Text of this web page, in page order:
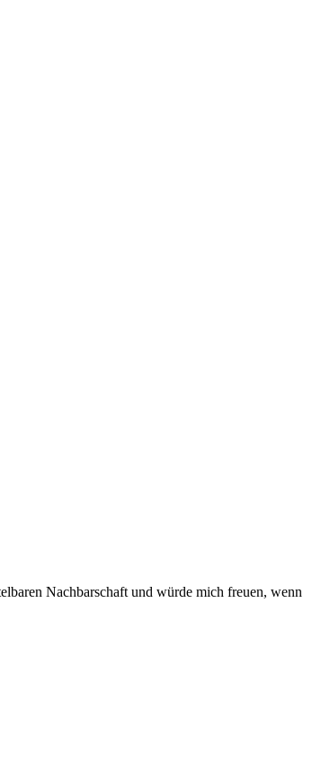
Nachbarschaft und würde mich freuen, wenn